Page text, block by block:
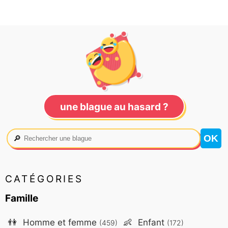
une blague au hasard ?
🔎
CATÉGORIES
Famille
👫 Homme et femme (459) 👶 Enfant (172)